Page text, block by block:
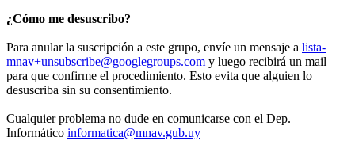
¿Cómo me desuscribo?
Para anular la suscripción a este grupo, envíe un mensaje a lista-
mnav+unsubscribe@googlegroups.com y luego recibirá un mail
para que confirme el procedimiento. Esto evita que alguien lo
desuscriba sin su consentimiento.
Cualquier problema no dude en comunicarse con el Dep.
Informático informatica@mnav.gub.uy